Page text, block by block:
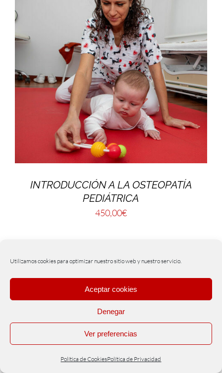
Utilizamos cookies para optimizar nuestro sitio web y nuestro servicio.
Aceptar cookies
Denegar
Ver preferencias
Política de CookiesPolítica de Privacidad
INTRODUCCIÓN A LA OSTEOPATÍA
PEDIÁTRICA
450,00€